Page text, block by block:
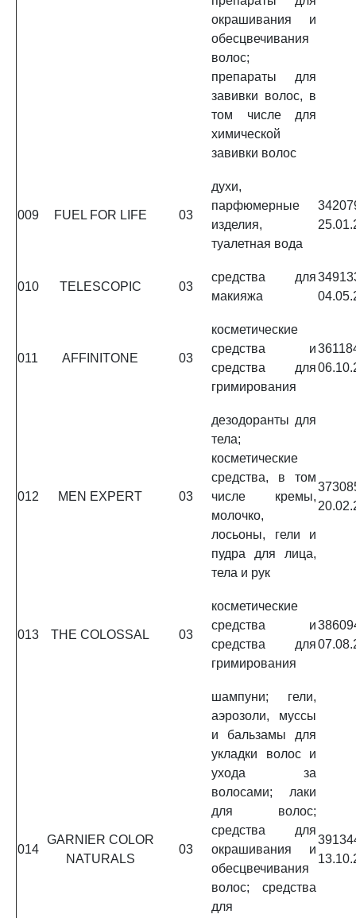
окрашивания и
обесцвечивания
волос;
препараты для
завивки волос, в
том числе для
химической
завивки волос
009 FUEL FOR LIFE 03
духи,
парфюмерные
изделия,
туалетная вода
010 TELESCOPIC 03
средства для
макияжа
011 AFFINITONE 03
косметические
средства и
средства для
гримирования
012 MEN EXPERT 03
дезодоранты для
тела;
косметические
средства, в том
числе кремы,
молочко,
лосьоны, гели и
пудра для лица,
тела и рук
013 THE COLOSSAL 03
косметические
средства и
средства для
гримирования
014
GARNIER COLOR
NATURALS
03
шампуни; гели,
аэрозоли, муссы
и бальзамы для
укладки волос и
ухода за
волосами; лаки
для волос;
средства для
окрашивания и
обесцвечивания
волос; средства
для